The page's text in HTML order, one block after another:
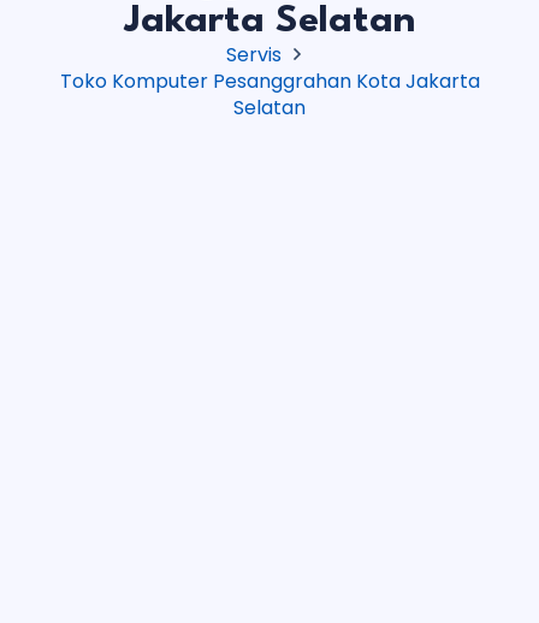
Jakarta Selatan
Servis
Toko Komputer Pesanggrahan Kota Jakarta
Selatan